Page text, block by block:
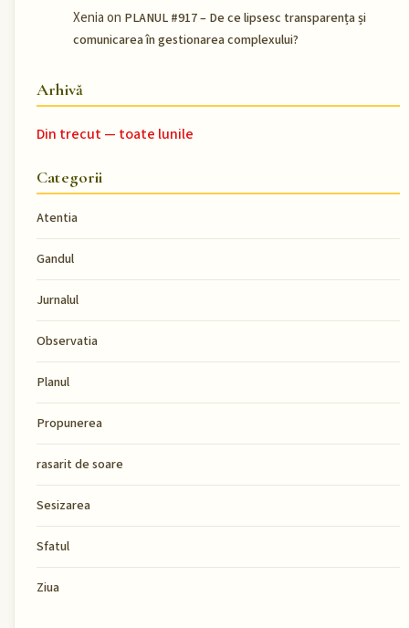
Xeniaon PLANUL #917 – De ce lipsesc transparența și
comunicarea în gestionarea complexului?
Arhivă
Din trecut — toate lunile
Categorii
Atentia
Gandul
Jurnalul
Observatia
Planul
Propunerea
rasarit de soare
Sesizarea
Sfatul
Ziua